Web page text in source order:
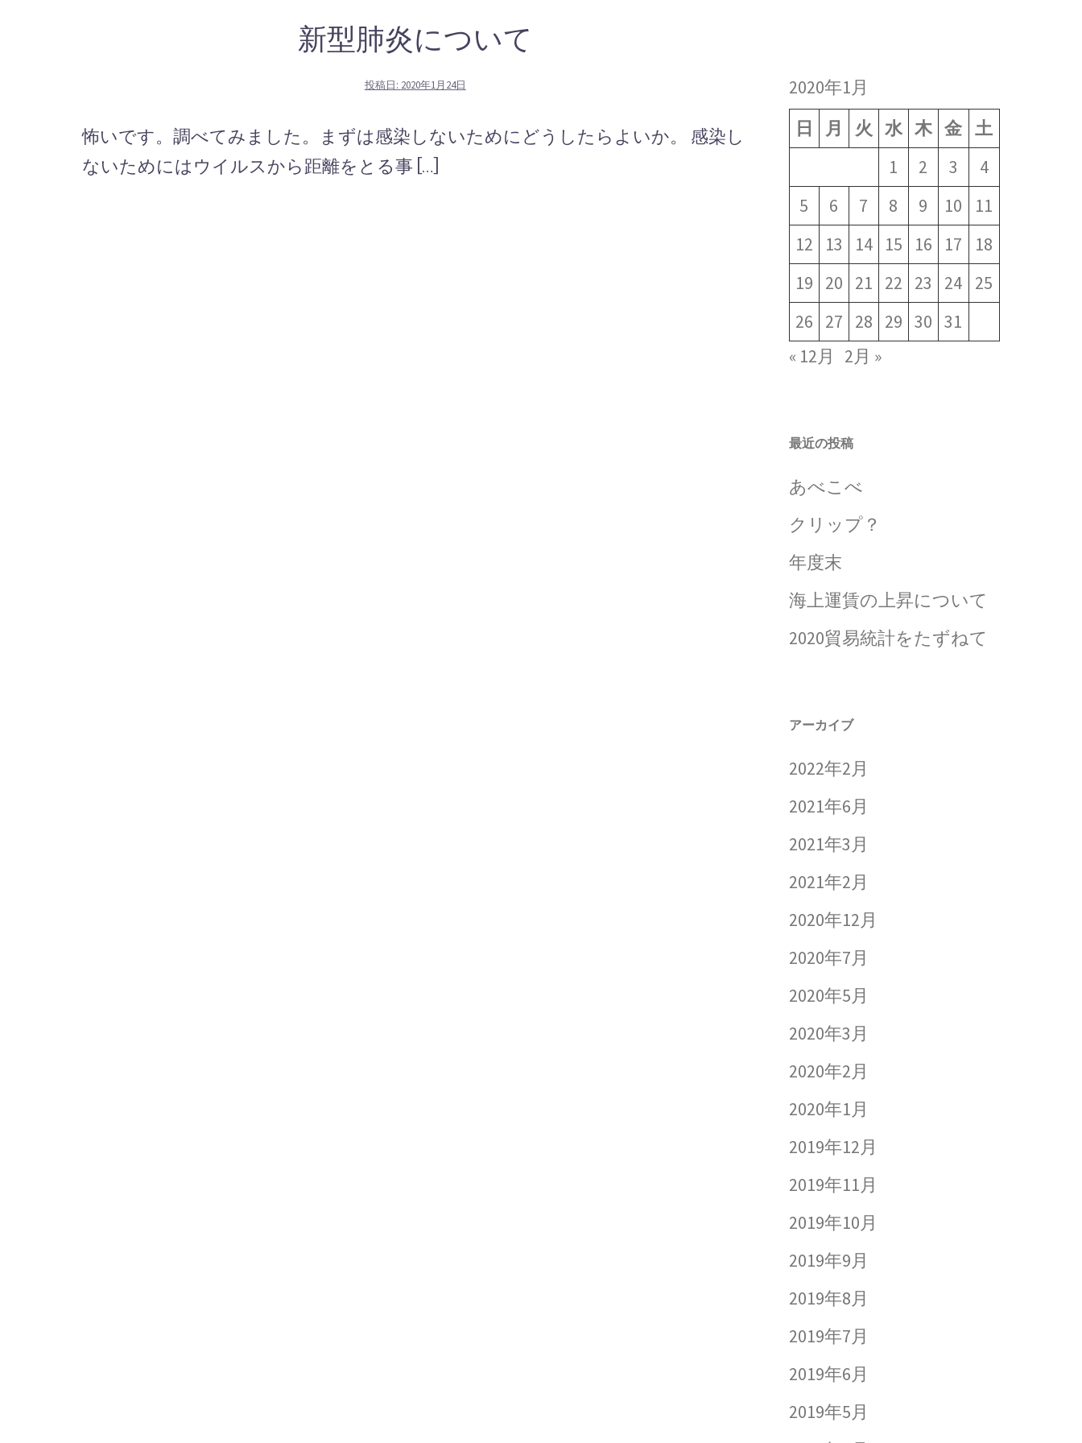
新型肺炎について
投稿日: 2020年1月24日
怖いです。調べてみました。まずは感染しないためにどうしたらよいか。 感染し
ないためにはウイルスから距離をとる事 […]
2020年1月
日
月 火 水 木 金 土
1
2 3
4
5
6 7 8 9 10
11
12
13 14 15 16 17
18
19
20 21 22 23 24
25
26
27 28 29 30 31
« 12月
2月 »
最近の投稿
あべこべ
クリップ？
年度末
海上運賃の上昇について
2020貿易統計をたずねて
アーカイブ
2022年2月
2021年6月
2021年3月
2021年2月
2020年12月
2020年7月
2020年5月
2020年3月
2020年2月
2020年1月
2019年12月
2019年11月
2019年10月
2019年9月
2019年8月
2019年7月
2019年6月
2019年5月